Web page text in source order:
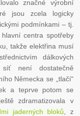
značné výrobní
jsou zcela logicky
podmínkami – tj.
centra spotřeby
takže elektřina musí
dálkových
síť není dostatečně
Německa se „tlačí“
a teprve potom se
zdramatizovala v
jaderných bloků , z